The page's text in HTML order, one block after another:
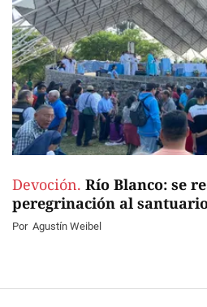
Devoción. Río Blanco: se
peregrinación al
Por Agustín Weibel